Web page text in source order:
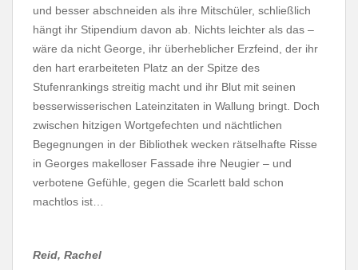
und besser abschneiden als ihre Mitschüler, schließlich
hängt ihr Stipendium davon ab. Nichts leichter als das –
wäre da nicht George, ihr überheblicher Erzfeind, der ihr
den hart erarbeiteten Platz an der Spitze des
Stufenrankings streitig macht und ihr Blut mit seinen
besserwisserischen Lateinzitaten in Wallung bringt. Doch
zwischen hitzigen Wortgefechten und nächtlichen
Begegnungen in der Bibliothek wecken rätselhafte Risse
in Georges makelloser Fassade ihre Neugier – und
verbotene Gefühle, gegen die Scarlett bald schon
machtlos ist…
Reid, Rachel